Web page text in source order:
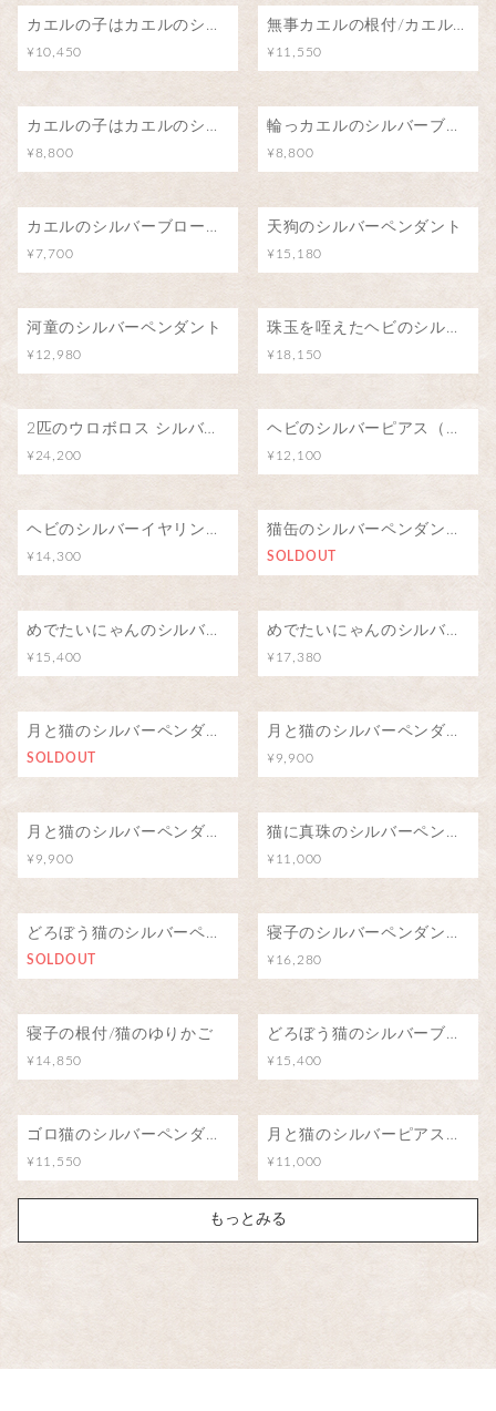
カエルの子はカエルのシルバーペンダント
¥10,450
無事カエルの根付/カエル号に乗って
¥11,550
カエルの子はカエルのシルバーブローチ（ピンバッジ）
¥8,800
輪っカエルのシルバーブローチ（ピンバッジ）
¥8,800
カエルのシルバーブローチ（ピンバッジ）
¥7,700
天狗のシルバーペンダント
¥15,180
河童のシルバーペンダント
¥12,980
珠玉を咥えたヘビのシルバーペンダント(アメジスト/水晶)
¥18,150
2匹のウロボロス シルバーリング/∞
¥24,200
ヘビのシルバーピアス（両耳）
¥12,100
ヘビのシルバーイヤリング（両耳）
¥14,300
猫缶のシルバーペンダント/猫の夢
SOLDOUT
めでたいにゃんのシルバーブローチ（ピンバッジ）
¥15,400
めでたいにゃんのシルバーペンダント
¥17,380
月と猫のシルバーペンダント（アイオライト）
SOLDOUT
月と猫のシルバーペンダント（ブルートパーズ）
¥9,900
月と猫のシルバーペンダント（ロードライトガーネット）
¥9,900
猫に真珠のシルバーペンダント
¥11,000
どろぼう猫のシルバーペンダント
SOLDOUT
寝子のシルバーペンダント/猫のゆりかご
¥16,280
寝子の根付/猫のゆりかご
¥14,850
どろぼう猫のシルバーブローチ（ピンバッジ）
¥15,400
ゴロ猫のシルバーペンダント
¥11,550
月と猫のシルバーピアス（アイオライト）
¥11,000
もっとみる